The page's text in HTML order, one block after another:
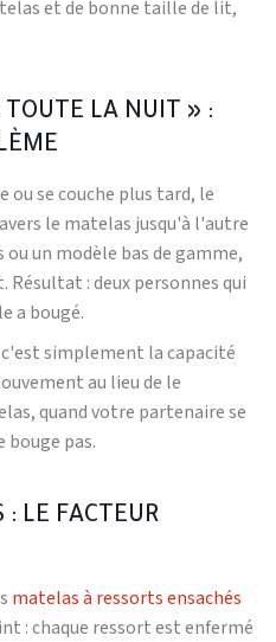
et de bonne taille de lit,
TOUTE LA NUIT » :
ou se couche plus tard, le
le matelas jusqu'à l'autre
un modèle bas de gamme,
: deux personnes qui
a bougé.
c'est simplement la capacité
au lieu de le
quand votre partenaire se
bouge pas.
: LE FACTEUR
matelas à ressorts ensachés
: chaque ressort est enfermé